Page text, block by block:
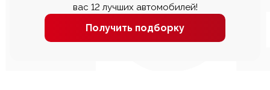
вас 12 лучших автомобилей!
Получить подборку